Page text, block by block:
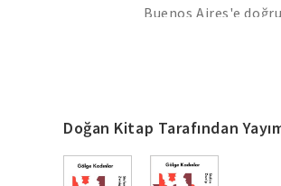
Buenos Aires'e
geçmişte bıraktığı
Doğan Kitap Tarafından